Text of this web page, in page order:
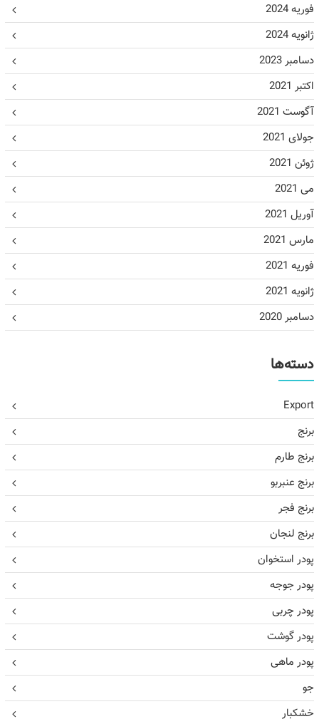
فوریه 2024
ژانویه 2024
دسامبر 2023
اکتبر 2021
آگوست 2021
جولای 2021
ژوئن 2021
می 2021
آوریل 2021
مارس 2021
فوریه 2021
ژانویه 2021
دسامبر 2020
دسته‌ها
Export
برنج
برنج طارم
برنج عنبربو
برنج فجر
برنج لنجان
پودر استخوان
پودر جوجه
پودر چربی
پودر گوشت
پودر ماهی
جو
خشکبار